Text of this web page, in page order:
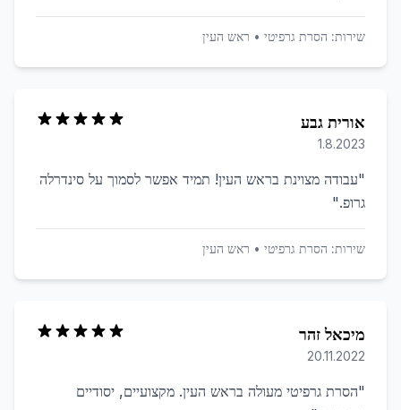
שירות: הסרת גרפיטי • ראש העין
אורית גבע
1.8.2023
"עבודה מצוינת בראש העין! תמיד אפשר לסמוך על סינדרלה
גרופ."
שירות: הסרת גרפיטי • ראש העין
מיכאל זהר
20.11.2022
"הסרת גרפיטי מעולה בראש העין. מקצועיים, יסודיים